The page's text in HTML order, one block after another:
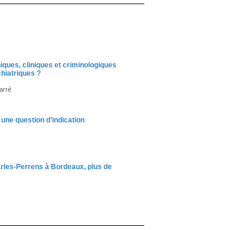
cliniques et criminologiques
?
question d’indication
Perrens à Bordeaux, plus de